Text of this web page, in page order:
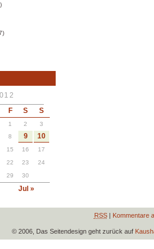
F S S
Jul »
1 2
3
8 9 10
15 16
17
22 23
24
29 30
RSS| Kommentare
© 2006, Das Seitendesign geht zurück auf